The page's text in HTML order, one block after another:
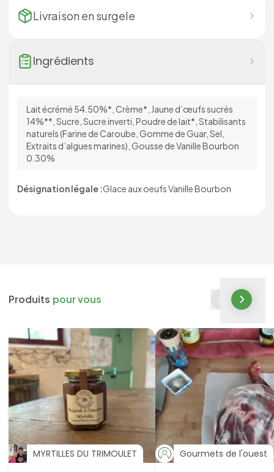
Livraison en surgele
Ingrédients
Lait écrémé 54.50%*, Crème*, Jaune d’œufs sucrés
14%**, Sucre, Sucre inverti, Poudre de lait*, Stabilisants
naturels (Farine de Caroube, Gomme de Guar, Sel,
Extraits d’algues marines), Gousse de Vanille Bourbon
0.30%
Désignation légale :Glace aux oeufs Vanille Bourbon
Produits pour vous
MYRTILLES DU TRIMOULET Gourmets de l'ouest